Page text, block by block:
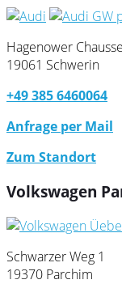
Hagenower
19061 Schwerin
+49 385 6460064
Anfrage per Mail
Zum Standort
Volkswagen
Schwarzer Weg 1
19370 Parchim